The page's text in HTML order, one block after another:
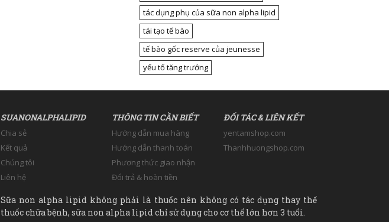
tác dụng phụ của sữa non alpha lipid
tái tạo tế bào
tế bào gốc reserve của jeunesse
yếu tố tăng trưởng
SUANONALPHALIPID
Chia sẻ
Kết quả
Chúng tôi
Liên hệ
THÔNG TIN CẦN BIẾT
Hướng dẫn mua hàng
Hướng dẫn thanh toán
Phương thức giao nhận
Đổi trả & hoàn tiền
ĐỐI TÁC & LIÊN KẾT
yentamshop.com
Thanhhuongshop.com
Sữa non alpha lipid không phải là thuốc nên không có tác dụng thay thế
thuốc chữa bệnh, sữa non alpha lipid chỉ sử dụng cho cơ thể lớn hơn 3 tuổi.